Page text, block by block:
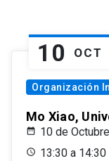
10 OCT
Organización
Mo Xiao,
10 de
13:30 a 14:30